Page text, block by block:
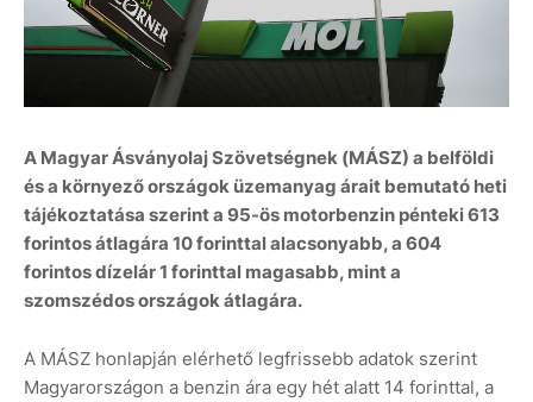
A Magyar Ásványolaj Szövetségnek (MÁSZ) a belföldi
és a környező országok üzemanyag árait bemutató heti
tájékoztatása szerint a 95-ös motorbenzin pénteki 613
forintos átlagára 10 forinttal alacsonyabb, a 604
forintos dízelár 1 forinttal magasabb, mint a
szomszédos országok átlagára.
A MÁSZ honlapján elérhető legfrissebb adatok szerint
Magyarországon a benzin ára egy hét alatt 14 forinttal, a